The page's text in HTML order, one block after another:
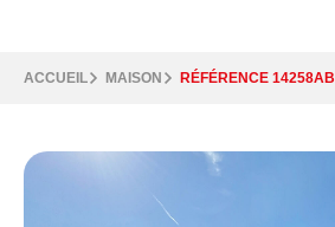
ACCUEIL MAISON RÉFÉRENCE 14258AB